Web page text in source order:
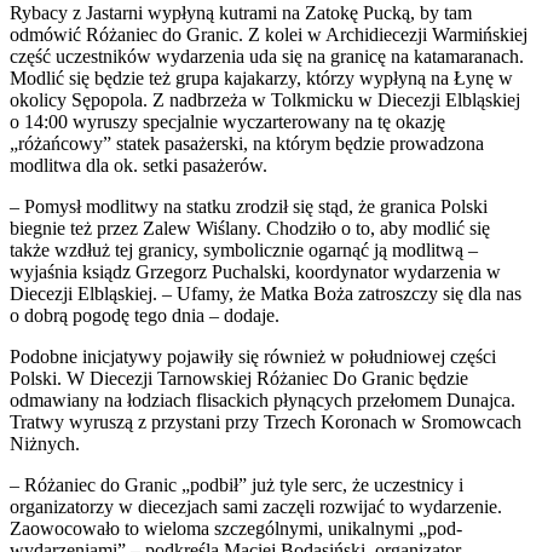
Rybacy z Jastarni wypłyną kutrami na Zatokę Pucką, by tam
odmówić Różaniec do Granic. Z kolei w Archidiecezji Warmińskiej
część uczestników wydarzenia uda się na granicę na katamaranach.
Modlić się będzie też grupa kajakarzy, którzy wypłyną na Łynę w
okolicy Sępopola. Z nadbrzeża w Tolkmicku w Diecezji Elbląskiej
o 14:00 wyruszy specjalnie wyczarterowany na tę okazję
„różańcowy” statek pasażerski, na którym będzie prowadzona
modlitwa dla ok. setki pasażerów.
– Pomysł modlitwy na statku zrodził się stąd, że granica Polski
biegnie też przez Zalew Wiślany. Chodziło o to, aby modlić się
także wzdłuż tej granicy, symbolicznie ogarnąć ją modlitwą –
wyjaśnia ksiądz Grzegorz Puchalski, koordynator wydarzenia w
Diecezji Elbląskiej. – Ufamy, że Matka Boża zatroszczy się dla nas
o dobrą pogodę tego dnia – dodaje.
Podobne inicjatywy pojawiły się również w południowej części
Polski. W Diecezji Tarnowskiej Różaniec Do Granic będzie
odmawiany na łodziach flisackich płynących przełomem Dunajca.
Tratwy wyruszą z przystani przy Trzech Koronach w Sromowcach
Niżnych.
– Różaniec do Granic „podbił” już tyle serc, że uczestnicy i
organizatorzy w diecezjach sami zaczęli rozwijać to wydarzenie.
Zaowocowało to wieloma szczególnymi, unikalnymi „pod-